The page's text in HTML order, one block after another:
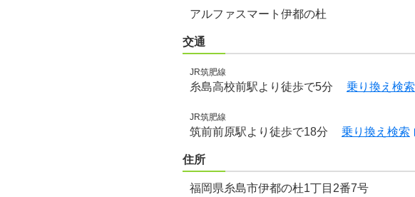
アルファスマート伊都の杜
交通
JR筑肥線
糸島高校前駅より徒歩で5分 乗り換え検索
JR筑肥線
筑前前原駅より徒歩で18分 乗り換え検索
住所
福岡県糸島市伊都の杜1丁目2番7号